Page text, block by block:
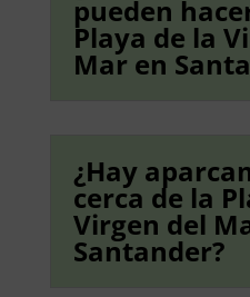
pueden
Playa de la
Mar en
¿Hay
cerca de la
Virgen del
Santander?